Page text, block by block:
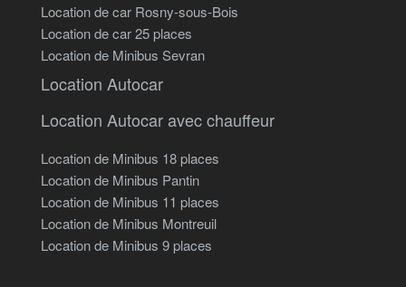
Location de car Rosny-sous-Bois
Location de car 25 places
Location de Minibus Sevran
Location Autocar
Location Autocar avec chauffeur
Location de Minibus 18 places
Location de Minibus Pantin
Location de Minibus 11 places
Location de Minibus Montreuil
Location de Minibus 9 places